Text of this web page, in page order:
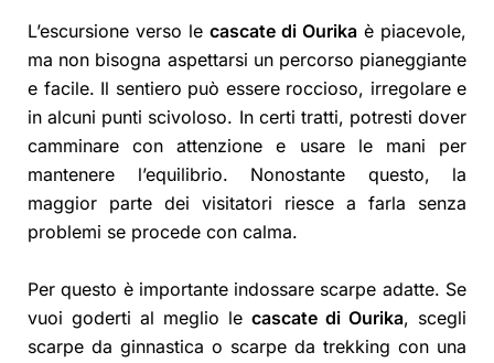
L’escursione verso le cascate di Ourika è piacevole,
ma non bisogna aspettarsi un percorso pianeggiante
e facile. Il sentiero può essere roccioso, irregolare e
in alcuni punti scivoloso. In certi tratti, potresti dover
camminare con attenzione e usare le mani per
mantenere l’equilibrio. Nonostante questo, la
maggior parte dei visitatori riesce a farla senza
problemi se procede con calma.
Per questo è importante indossare scarpe adatte. Se
vuoi goderti al meglio le cascate di Ourika, scegli
scarpe da ginnastica o scarpe da trekking con una